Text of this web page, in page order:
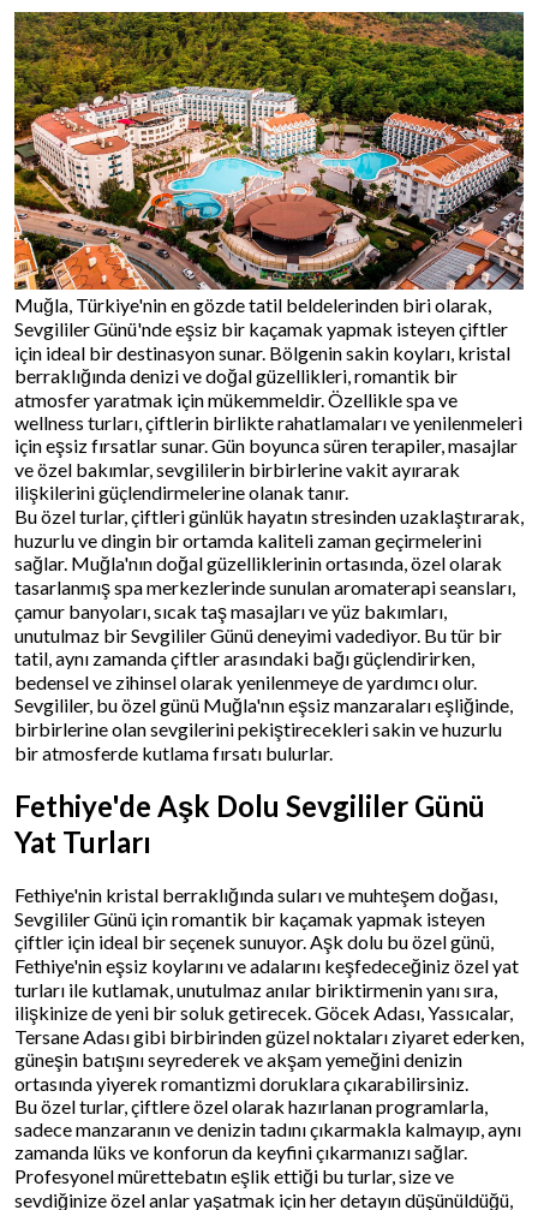
Muğla, Türkiye'nin en gözde tatil beldelerinden biri olarak,
Sevgililer Günü'nde eşsiz bir kaçamak yapmak isteyen çiftler
için ideal bir destinasyon sunar. Bölgenin sakin koyları, kristal
berraklığında denizi ve doğal güzellikleri, romantik bir
atmosfer yaratmak için mükemmeldir. Özellikle spa ve
wellness turları, çiftlerin birlikte rahatlamaları ve yenilenmeleri
için eşsiz fırsatlar sunar. Gün boyunca süren terapiler, masajlar
ve özel bakımlar, sevgililerin birbirlerine vakit ayırarak
ilişkilerini güçlendirmelerine olanak tanır.
Bu özel turlar, çiftleri günlük hayatın stresinden uzaklaştırarak,
huzurlu ve dingin bir ortamda kaliteli zaman geçirmelerini
sağlar. Muğla'nın doğal güzelliklerinin ortasında, özel olarak
tasarlanmış spa merkezlerinde sunulan aromaterapi seansları,
çamur banyoları, sıcak taş masajları ve yüz bakımları,
unutulmaz bir Sevgililer Günü deneyimi vadediyor. Bu tür bir
tatil, aynı zamanda çiftler arasındaki bağı güçlendirirken,
bedensel ve zihinsel olarak yenilenmeye de yardımcı olur.
Sevgililer, bu özel günü Muğla'nın eşsiz manzaraları eşliğinde,
birbirlerine olan sevgilerini pekiştirecekleri sakin ve huzurlu
bir atmosferde kutlama fırsatı bulurlar.
Fethiye'de Aşk Dolu Sevgililer Günü
Yat Turları
Fethiye'nin kristal berraklığında suları ve muhteşem doğası,
Sevgililer Günü için romantik bir kaçamak yapmak isteyen
çiftler için ideal bir seçenek sunuyor. Aşk dolu bu özel günü,
Fethiye'nin eşsiz koylarını ve adalarını keşfedeceğiniz özel yat
turları ile kutlamak, unutulmaz anılar biriktirmenin yanı sıra,
ilişkinize de yeni bir soluk getirecek. Göcek Adası, Yassıcalar,
Tersane Adası gibi birbirinden güzel noktaları ziyaret ederken,
güneşin batışını seyrederek ve akşam yemeğini denizin
ortasında yiyerek romantizmi doruklara çıkarabilirsiniz.
Bu özel turlar, çiftlere özel olarak hazırlanan programlarla,
sadece manzaranın ve denizin tadını çıkarmakla kalmayıp, aynı
zamanda lüks ve konforun da keyfini çıkarmanızı sağlar.
Profesyonel mürettebatın eşlik ettiği bu turlar, size ve
sevdiğinize özel anlar yaşatmak için her detayın düşünüldüğü,